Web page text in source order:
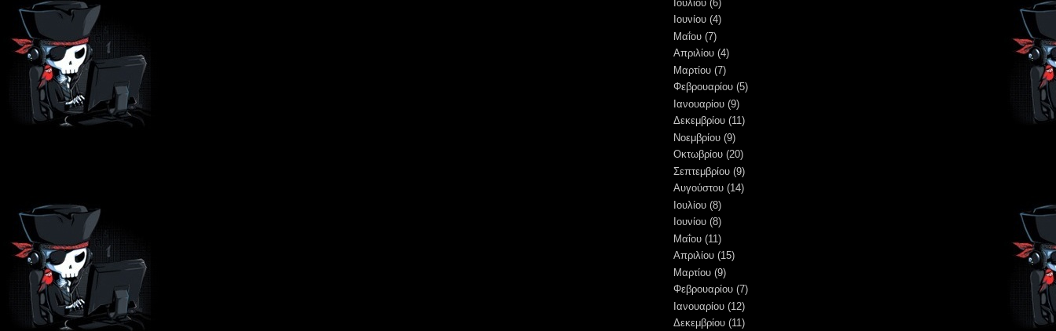
Ιουλίου (6)
Ιουνίου (4)
Μαΐου (7)
Απριλίου (4)
Μαρτίου (7)
Φεβρουαρίου (5)
Ιανουαρίου (9)
Δεκεμβρίου (11)
Νοεμβρίου (9)
Οκτωβρίου (20)
Σεπτεμβρίου (9)
Αυγούστου (14)
Ιουλίου (8)
Ιουνίου (8)
Μαΐου (11)
Απριλίου (15)
Μαρτίου (9)
Φεβρουαρίου (7)
Ιανουαρίου (12)
Δεκεμβρίου (11)